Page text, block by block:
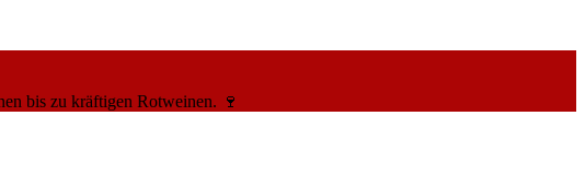
bis zu kräftigen Rotweinen. 🍷